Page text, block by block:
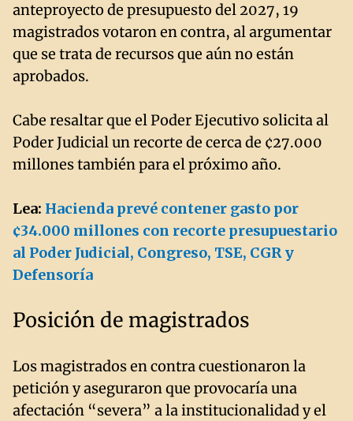
anteproyecto de presupuesto del 2027, 19
magistrados votaron en contra, al argumentar
que se trata de recursos que aún no están
aprobados.
Cabe resaltar que el Poder Ejecutivo solicita al
Poder Judicial un recorte de cerca de ¢27.000
millones también para el próximo año.
Lea: Hacienda prevé contener gasto por
¢34.000 millones con recorte presupuestario
al Poder Judicial, Congreso, TSE, CGR y
Defensoría
Posición de magistrados
Los magistrados en contra cuestionaron la
petición y aseguraron que provocaría una
afectación “severa” a la institucionalidad y el